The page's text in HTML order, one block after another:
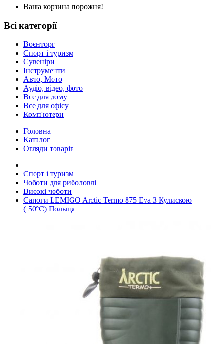
Ваша корзина порожня!
Всі категорії
Воєнторг
Спорт і туризм
Сувеніри
Інструменти
Авто, Мото
Аудіо, відео, фото
Все для дому
Все для офісу
Комп'ютери
Головна
Каталог
Огляди товарів
Спорт і туризм
Чоботи для риболовлі
Високі чоботи
Сапоги LEMIGO Arctic Termo 875 Eva З Кулискою
(-50°С) Польща